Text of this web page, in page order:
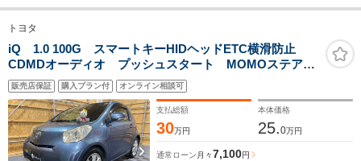
トヨタ
iQ 1.0 100G スマートキーHIDヘッドETC横滑防止
CDMDオーディオ プッシュスタート MOMOステアリ
ング純正ハンドルあり RSRダウンサス純正サスあり
車検令和9年4月 エンジンスターター
販売店保証 購入プラン付 オンライン相談可
支払総額
30万円
本体価格
25.0万円
通常ローン 月々7,100円